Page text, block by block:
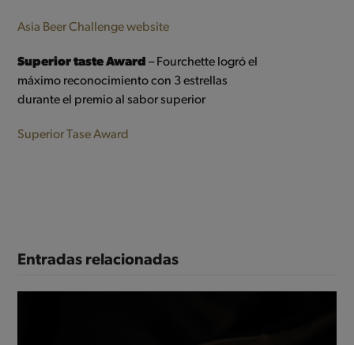
Asia Beer Challenge website
Superior taste Award – Fourchette logró el
máximo reconocimiento con 3 estrellas
durante el premio al sabor superior
Superior Tase Award
Entradas relacionadas